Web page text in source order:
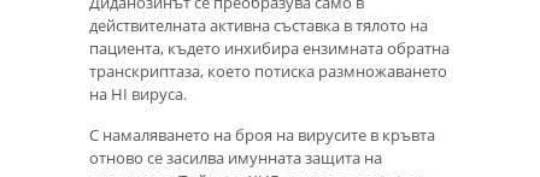
действителната активна съставка в тялото на
пациента, където инхибира ензимната обратна
транскриптаза, което потиска размножаването
на HI вируса.
С намаляването на броя на вирусите в кръвта
отново се засилва имунната защита на